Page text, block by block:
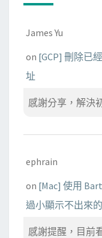
James Yu
on [GCP] 刪除已
址
感謝分享，解決
ephrain
on [Mac] 使用
過小顯示不出來
感謝提醒，目前